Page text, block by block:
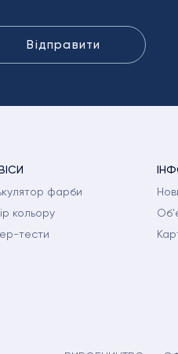
Відправити
фарби
кольору
тести